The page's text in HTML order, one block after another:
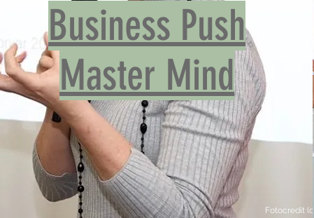
Business Push
Master Mind
Fotocredit (c)